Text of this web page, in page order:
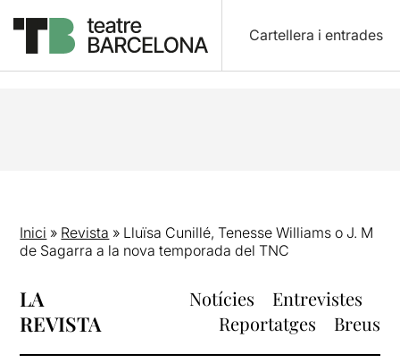
Cartellera i entrades
Inici » Revista » Lluïsa Cunillé, Tenesse Williams o J. M
de Sagarra a la nova temporada del TNC
LA
REVISTA
Notícies
Entrevistes
Reportatges
Breus